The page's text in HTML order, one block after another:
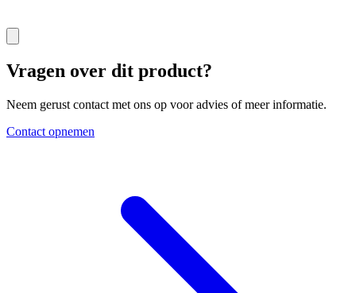
Vragen over dit product?
Neem gerust contact met ons op voor advies of meer informatie.
Contact opnemen